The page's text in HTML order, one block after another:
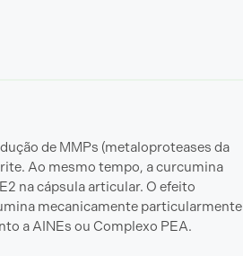
de MMPs (metaloproteases da
Ao mesmo tempo, a curcumina
na cápsula articular. O efeito
mecanicamente particularmente
a AINEs ou Complexo PEA.